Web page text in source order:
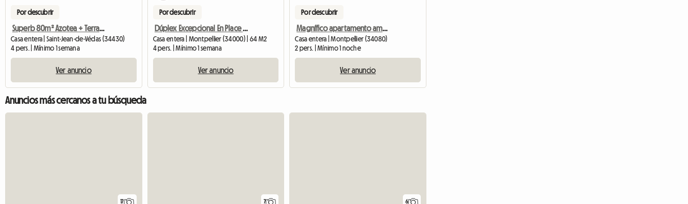
Por descubrir
Superb 80m² Azotea + Terraza (10min Montpellier)
Casa entera | Saint-Jean-de-Védas (34430)
4 pers. | Mínimo 1 semana
Ver anuncio
Por descubrir
Dúplex Excepcional En Place De La Comédie
Casa entera | Montpellier (34000) | 64 M2
4 pers. | Mínimo 1 semana
Ver anuncio
Por descubrir
Magnífico apartamento amueblado de 2 habitaciones en alquiler.
Casa entera | Montpellier (34080)
2 pers. | Mínimo 1 noche
Ver anuncio
Anuncios más cercanos a tu búsqueda
17 7 6